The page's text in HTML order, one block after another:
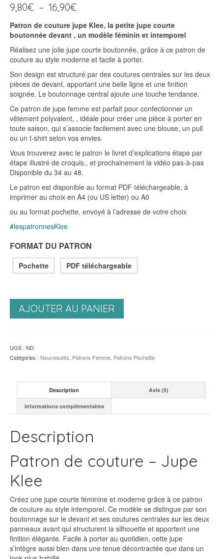
9,80€ – 16,90€Plage
prix :
9,80€
à
16,90€
Patron de couture jupe Klee, la petite jupe courte
boutonnée devant , un modèle féminin et intemporel
Réalisez une jolie jupe courte boutonnée, grâce à ce patron de
couture au style moderne et facile à porter.
Son design est structuré par des coutures centrales sur les deux
pièces de devant, apportant une belle ligne et une finition
soignée. Le boutonnage central ajoute une touche tendance.
Ce patron de jupe femme est parfait pour confectionner un
vêtement polyvalent, , idéale pour créer une pièce à porter en
toute saison, qui s’associe facilement avec une blouse, un pull
ou un t-shirt selon vos envies.
Vous trouverez avec le patron le livret d’explications étape par
étape illustré de croquis., et prochainement la vidéo pas-à-pas
Disponible du 34 au 48.
Le patron est disponible au format PDF téléchargeable, à
imprimer au choix en A4 (ou US letter) ou A0
ou au format pochette, envoyé à l’adresse de votre choix
#lespatronnesKlee
FORMAT DU PATRON
Pochette PDF téléchargeable
AJOUTER AU PANIER
UGS : ND
Catégories : Nouveautés, Patrons Femme, Patrons Pochette
Description Avis (0)
Informations complémentaires
Description
Patron de couture – Jupe
Klee
Créez une jupe courte féminine et moderne grâce à ce patron
de couture au style intemporel. Ce modèle se distingue par son
boutonnage sur le devant et ses coutures centrales sur les deux
panneaux avant qui structurent la silhouette et apportent une
finition élégante. Facile à porter au quotidien, cette jupe
s’intègre aussi bien dans une tenue décontractée que dans un